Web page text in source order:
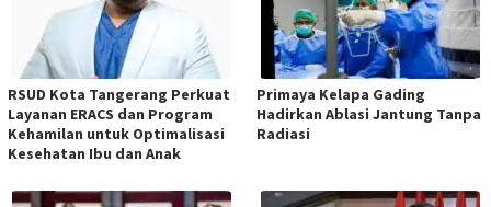
RSUD Kota Tangerang Perkuat
Layanan ERACS dan Program
Kehamilan untuk Optimalisasi
Kesehatan Ibu dan Anak
Primaya Kelapa Gading
Hadirkan Ablasi Jantung Tanpa
Radiasi